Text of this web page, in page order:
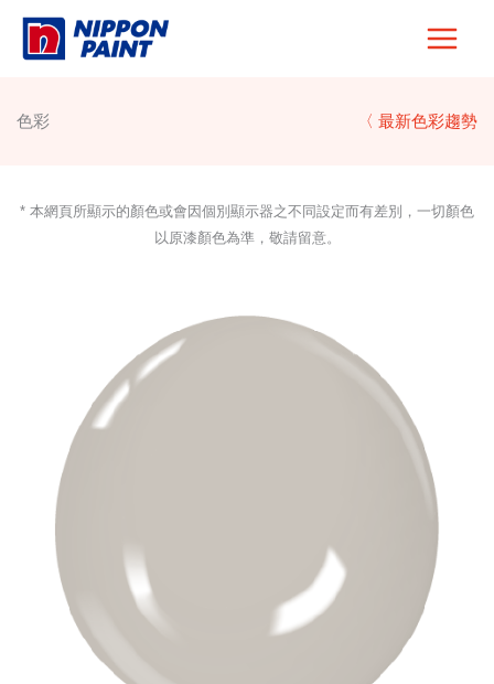
Skip
色彩 〈 最新色彩趨勢
* 本網頁所顯示的顏色或會因個別顯示器之不同設定而有差別，一切顏色
以原漆顏色為準，敬請留意。